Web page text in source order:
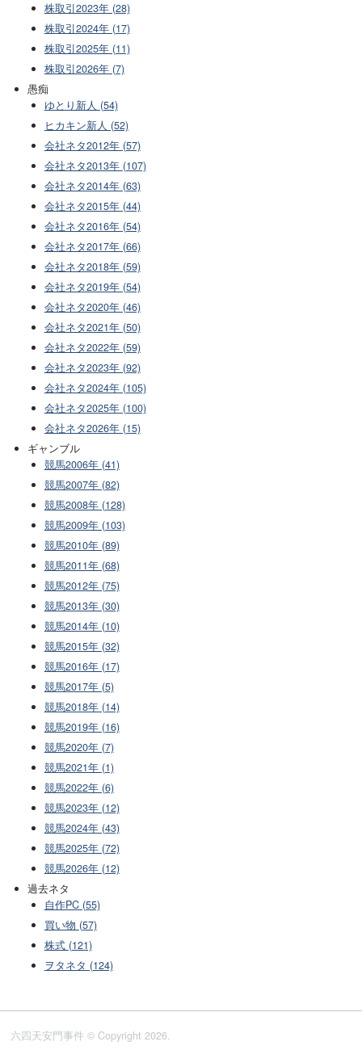
株取引2023年 (28)
株取引2024年 (17)
株取引2025年 (11)
株取引2026年 (7)
愚痴
ゆとり新人 (54)
ヒカキン新人 (52)
会社ネタ2012年 (57)
会社ネタ2013年 (107)
会社ネタ2014年 (63)
会社ネタ2015年 (44)
会社ネタ2016年 (54)
会社ネタ2017年 (66)
会社ネタ2018年 (59)
会社ネタ2019年 (54)
会社ネタ2020年 (46)
会社ネタ2021年 (50)
会社ネタ2022年 (59)
会社ネタ2023年 (92)
会社ネタ2024年 (105)
会社ネタ2025年 (100)
会社ネタ2026年 (15)
ギャンブル
競馬2006年 (41)
競馬2007年 (82)
競馬2008年 (128)
競馬2009年 (103)
競馬2010年 (89)
競馬2011年 (68)
競馬2012年 (75)
競馬2013年 (30)
競馬2014年 (10)
競馬2015年 (32)
競馬2016年 (17)
競馬2017年 (5)
競馬2018年 (14)
競馬2019年 (16)
競馬2020年 (7)
競馬2021年 (1)
競馬2022年 (6)
競馬2023年 (12)
競馬2024年 (43)
競馬2025年 (72)
競馬2026年 (12)
過去ネタ
自作PC (55)
買い物 (57)
株式 (121)
ヲタネタ (124)
六四天安門事件 © Copyright 2026.